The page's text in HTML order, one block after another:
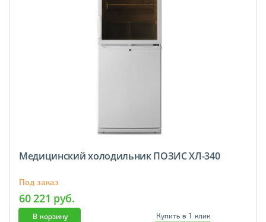
Медицинский холодильник ПОЗИС ХЛ-340
Под заказ
60 221 руб.
В корзину Купить в 1 клик